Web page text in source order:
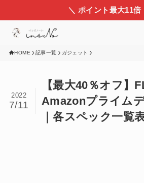
＼ ポイント最大11倍
HOME 記事一覧 ガジェット
【最大40％オフ】
Amazonプライム
｜各スペック一覧
2022
7/11